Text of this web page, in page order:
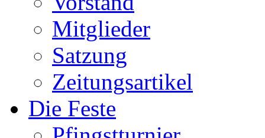
Mitglieder
Satzung
Zeitungsartikel
Die Feste